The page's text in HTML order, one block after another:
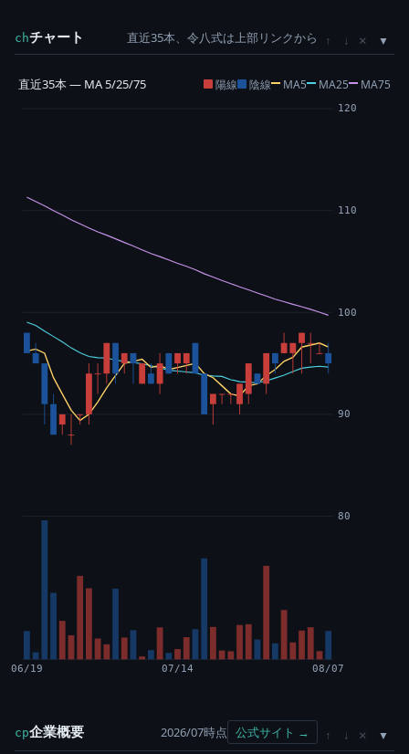
chチャート 直近35本、令八式は上部リンクから ↑ ↓ ×
直近35本 — MA 5/25/75 陽線 陰線 MA5 MA25 MA75
80
90
100
110
120
06/19 07/14 08/07
cp企業概要 2026/07時点 公式サイト → ↑ ↓ ×